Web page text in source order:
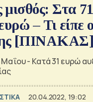
Στα
– Τι είπε
[ΠΙΝΑΚΑΣ]
- Κατά 31 ευρώ
20.04.2022, 19:02